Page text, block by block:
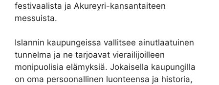
festivaalista ja Akureyri-kansantaiteen
messuista.
Islannin kaupungeissa vallitsee ainutlaatuinen
tunnelma ja ne tarjoavat vierailijoilleen
monipuolisia elämyksiä. Jokaisella kaupungilla
on oma persoonallinen luonteensa ja historia,